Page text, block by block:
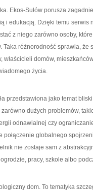
Ekos-Sułów porusza
i edukacją. Dzięki temu serwis
z niego zarówno osoby,
Taka różnorodność sprawia,
domów,
życia.
przedstawiona jako temat
dużych problemów,
odnawialnej czy
połączenie globalnego
nie zostaje sam z
pracy, szkole albo
dom. To tematyka